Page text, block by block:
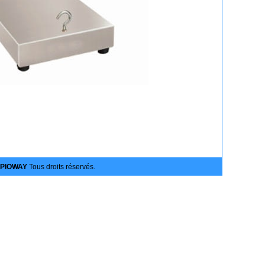
PIOWAYTous droits réservés.